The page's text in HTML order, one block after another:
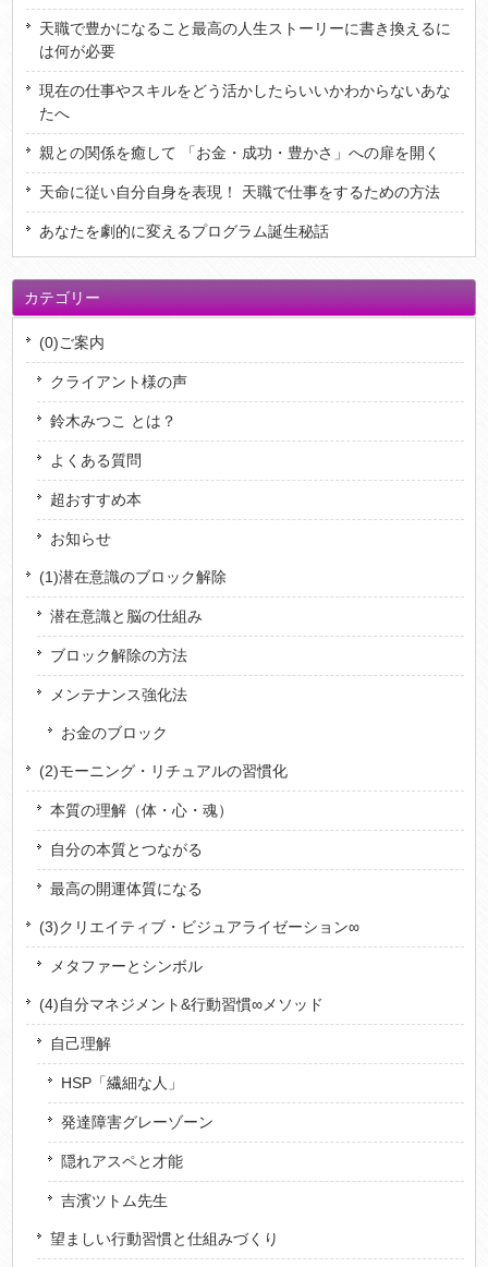
天職で豊かになること最高の人生ストーリーに書き換えるに
は何が必要
現在の仕事やスキルをどう活かしたらいいかわからないあな
たへ
親との関係を癒して 「お金・成功・豊かさ」への扉を開く
天命に従い自分自身を表現！ 天職で仕事をするための方法
あなたを劇的に変えるプログラム誕生秘話
カテゴリー
(0)ご案内
クライアント様の声
鈴木みつこ とは？
よくある質問
超おすすめ本
お知らせ
(1)潜在意識のブロック解除
潜在意識と脳の仕組み
ブロック解除の方法
メンテナンス強化法
お金のブロック
(2)モーニング・リチュアルの習慣化
本質の理解（体・心・魂）
自分の本質とつながる
最高の開運体質になる
(3)クリエイティブ・ビジュアライゼーション∞
メタファーとシンボル
(4)自分マネジメント&行動習慣∞メソッド
自己理解
HSP「繊細な人」
発達障害グレーゾーン
隠れアスペと才能
吉濱ツトム先生
望ましい行動習慣と仕組みづくり